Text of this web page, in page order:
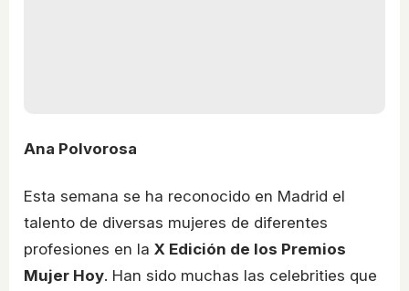
Ana Polvorosa
Esta semana se ha reconocido en Madrid el
talento de diversas mujeres de diferentes
profesiones en la X Edición de los Premios
Mujer Hoy. Han sido muchas las celebrities que